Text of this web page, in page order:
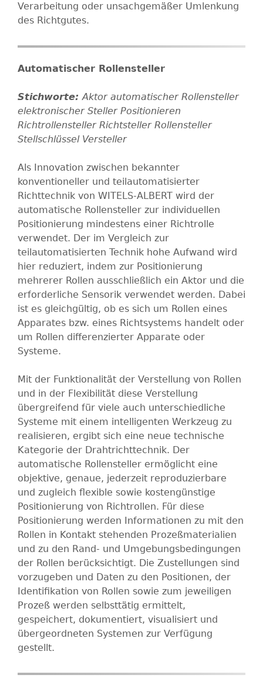
Verarbeitung oder unsachgemäßer Umlenkung
des Richtgutes.
Automatischer Rollensteller
Aktor automatischer Rollensteller
elektronischer Steller Positionieren
Richtrollensteller Richtsteller Rollensteller
Stellschlüssel Versteller
Als Innovation zwischen bekannter
konventioneller und teilautomatisierter
Richttechnik von WITELS-ALBERT wird der
automatische Rollensteller zur individuellen
Positionierung mindestens einer Richtrolle
verwendet. Der im Vergleich zur
teilautomatisierten Technik hohe Aufwand wird
hier reduziert, indem zur Positionierung
mehrerer Rollen ausschließlich ein Aktor und die
erforderliche Sensorik verwendet werden. Dabei
ist es gleichgültig, ob es sich um Rollen eines
Apparates bzw. eines Richtsystems handelt oder
um Rollen differenzierter Apparate oder
Systeme.
Mit der Funktionalität der Verstellung von Rollen
und in der Flexibilität diese Verstellung
übergreifend für viele auch unterschiedliche
Systeme mit einem intelligenten Werkzeug zu
realisieren, ergibt sich eine neue technische
Kategorie der Drahtrichttechnik. Der
automatische Rollensteller ermöglicht eine
objektive, genaue, jederzeit reproduzierbare
und zugleich flexible sowie kostengünstige
Positionierung von Richtrollen. Für diese
Positionierung werden Informationen zu mit den
Rollen in Kontakt stehenden Prozeßmaterialien
und zu den Rand- und Umgebungsbedingungen
der Rollen berücksichtigt. Die Zustellungen sind
vorzugeben und Daten zu den Positionen, der
Identifikation von Rollen sowie zum jeweiligen
Prozeß werden selbsttätig ermittelt,
gespeichert, dokumentiert, visualisiert und
übergeordneten Systemen zur Verfügung
gestellt.